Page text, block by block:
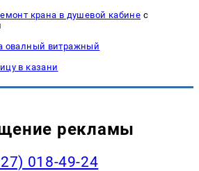
крана в душевой кабине с
овалный витражный
в казани
рекламы
018-49-24